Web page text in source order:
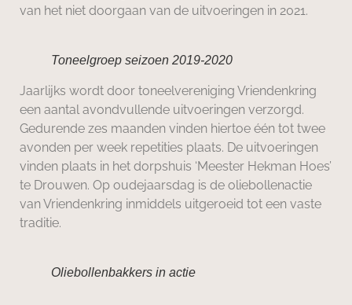
van het niet doorgaan van de uitvoeringen in 2021.
Toneelgroep seizoen 2019-2020
Jaarlijks wordt door toneelvereniging Vriendenkring
een aantal avondvullende uitvoeringen verzorgd.
Gedurende zes maanden vinden hiertoe één tot twee
avonden per week repetities plaats. De uitvoeringen
vinden plaats in het dorpshuis ‘Meester Hekman Hoes’
te Drouwen. Op oudejaarsdag is de oliebollenactie
van Vriendenkring inmiddels uitgeroeid tot een vaste
traditie.
Oliebollenbakkers in actie